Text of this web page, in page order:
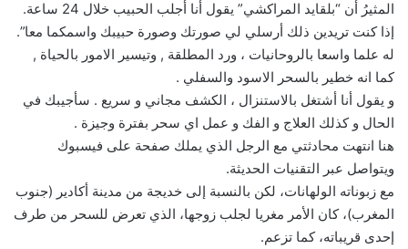
المثيرُ أن “بلقايد المراكشي” يقول أنا أجلب الحبيب خلال 24 ساعة.
إذا كنت تريدين ذلك أرسلي لي صورتك وصورة حبيبك واسمكما معا”.
له علما واسعا بالروحانيات ، ورد المطلقة , وتيسير الامور بالحياة ,
كما انه خطير بالسحر الاسود والسفلي .
و يقول أنا أشتغل بالاستنزال ، الكشف مجاني و سريع . سأجيبك في
الحال و كذلك العلاج و الفك و عمل اي سحر بفترة وجيزة .
هنا انتهت محادثتي مع الرجل الذي يملك صفحة على فيسبوك
ويتواصل عبر التقنيات الحديثة.
مع زبوناته الولهانات، لكن بالنسبة إلى خديجة من مدينة أكادير (جنوب
المغرب)، كان الأمر مغريا لجلب زوجها، الذي تعرض للسحر من طرف
إحدى قريباته، كما تزعم.